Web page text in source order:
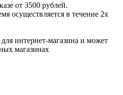
от 3500 рублей.
осуществляется в течение 2х
интернет-магазина и может
магазинах